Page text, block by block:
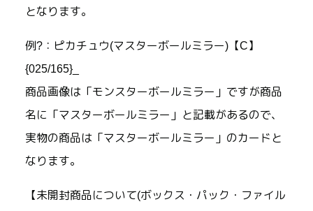
となります。
例?：ピカチュウ(マスターボールミラー)【C】
{025/165}_
商品画像は「モンスターボールミラー」ですが商品
名に「マスターボールミラー」と記載があるので、
実物の商品は「マスターボールミラー」のカードと
なります。
【未開封商品について(ボックス・パック・ファイル